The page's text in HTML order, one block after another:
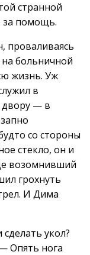
странной
за помощь.
проваливаясь
больничной
жизнь. Уж
в
двору — в
со стороны
стекло, он и
возомнивший
грохнуть
И Дима
укол?
Опять нога